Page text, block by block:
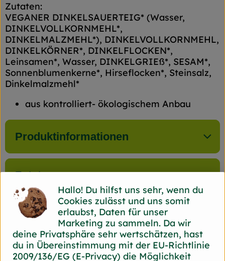
Zutaten:
VEGANER DINKELSAUERTEIG* (Wasser,
DINKELVOLLKORNMEHL*,
DINKELMALZMEHL*), DINKELVOLLKORNMEHL,
DINKELKÖRNER*, DINKELFLOCKEN*,
Leinsamen*, Wasser, DINKELGRIEß*, SESAM*,
Sonnenblumenkerne*, Hirseflocken*, Steinsalz,
Dinkelmalzmehl*
aus kontrolliert- ökologischem Anbau
Produktinformationen
Zutaten
Herkunft
Hersteller: Back Bord
Hallo! Du hilfst uns sehr, wenn du
Cookies zulässt und uns somit
erlaubst, Daten für unser
Marketing zu sammeln. Da wir
deine Privatsphäre sehr wertschätzen, hast
du in Übereinstimmung mit der EU-Richtlinie
2009/136/EG (E-Privacy) die Möglichkeit